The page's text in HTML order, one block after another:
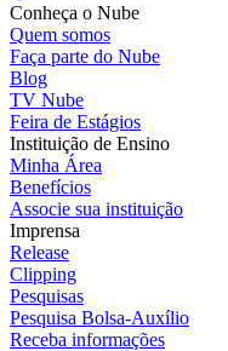
Conheça o Nube
Quem somos
Faça parte do Nube
Blog
TV Nube
Feira de Estágios
Instituição de Ensino
Minha Área
Benefícios
Associe sua instituição
Imprensa
Release
Clipping
Pesquisas
Pesquisa Bolsa-Auxílio
Receba informações